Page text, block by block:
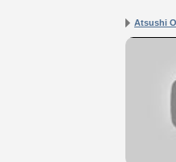
Atsushi